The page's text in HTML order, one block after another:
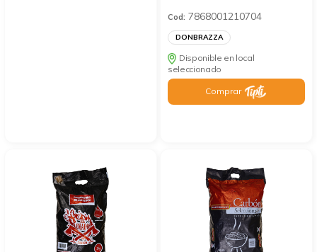
Cod: 7868001210704
DONBRAZZA
Disponible en local
seleccionado
Comprar